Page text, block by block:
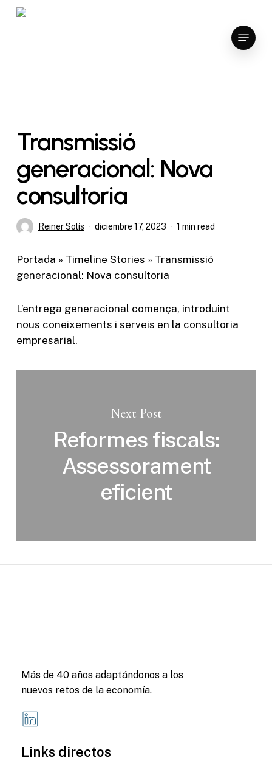
Skip
Menu
Transmissió
generacional: Nova
consultoria
Reiner Solís diciembre 17, 2023 1 min read
Portada » Timeline Stories » Transmissió
generacional: Nova consultoria
L’entrega generacional comença, introduint
nous coneixements i serveis en la consultoria
empresarial.
Next Post
Reformes fiscals:
Assessorament
eficient
Más de 40 años adaptándonos a los
nuevos retos de la economía.
Links directos
Close
Menu